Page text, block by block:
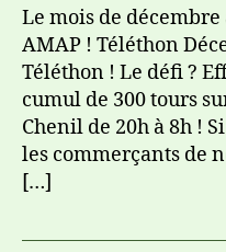
Le mois de
AMAP ! Téléthon
Téléthon ! Le défi ?
cumul de 300 tours
Chenil de 20h à 8h !
les commerçants de
[…]